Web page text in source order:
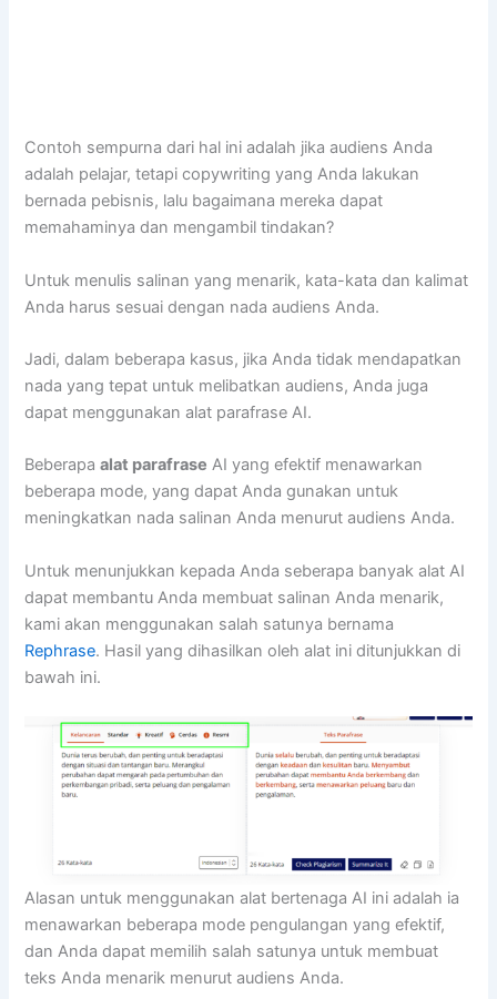
Contoh sempurna dari hal ini adalah jika audiens Anda
adalah pelajar, tetapi copywriting yang Anda lakukan
bernada pebisnis, lalu bagaimana mereka dapat
memahaminya dan mengambil tindakan?
Untuk menulis salinan yang menarik, kata-kata dan kalimat
Anda harus sesuai dengan nada audiens Anda.
Jadi, dalam beberapa kasus, jika Anda tidak mendapatkan
nada yang tepat untuk melibatkan audiens, Anda juga
dapat menggunakan alat parafrase AI.
Beberapaalat parafrase AI yang efektif menawarkan
beberapa mode, yang dapat Anda gunakan untuk
meningkatkan nada salinan Anda menurut audiens Anda.
Untuk menunjukkan kepada Anda seberapa banyak alat AI
dapat membantu Anda membuat salinan Anda menarik,
kami akan menggunakan salah satunya bernama
Rephrase. Hasil yang dihasilkan oleh alat ini ditunjukkan di
bawah ini.
Alasan untuk menggunakan alat bertenaga AI ini adalah ia
menawarkan beberapa mode pengulangan yang efektif,
dan Anda dapat memilih salah satunya untuk membuat
teks Anda menarik menurut audiens Anda.